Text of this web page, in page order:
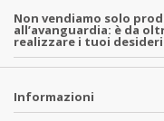
Non vendiamo solo
all’avanguardia: è da
realizzare i tuoi
Informazioni